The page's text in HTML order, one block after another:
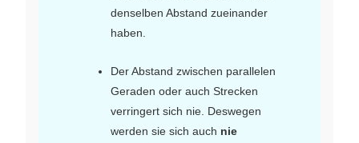
denselben Abstand zueinander
haben.
Der Abstand zwischen parallelen
Geraden oder auch Strecken
verringert sich nie. Deswegen
werden sie sich auch nie